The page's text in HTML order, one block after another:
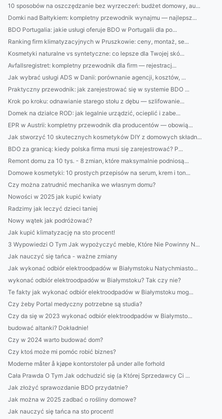
10 sposobów na oszczędzanie bez wyrzeczeń: budżet domowy, au...
Domki nad Bałtykiem: kompletny przewodnik wynajmu — najlepsz...
BDO Portugalia: jakie usługi oferuje BDO w Portugalii dla po...
Ranking firm klimatyzacyjnych w Pruszkowie: ceny, montaż, se...
Kosmetyki naturalne vs syntetyczne: co lepsze dla Twojej skó...
Avfallsregistret: kompletny przewodnik dla firm — rejestracj...
Jak wybrać usługi ADS w Danii: porównanie agencji, kosztów, ...
Praktyczny przewodnik: jak zarejestrować się w systemie BDO ...
Krok po kroku: odnawianie starego stołu z dębu — szlifowanie...
Domek na działce ROD: jak legalnie urządzić, ocieplić i zabe...
EPR w Austrii: kompletny przewodnik dla producentów — obowią...
Jak stworzyć 10 skutecznych kosmetyków DIY z domowych składn...
BDO za granicą: kiedy polska firma musi się zarejestrować? P...
Remont domu za 10 tys. - 8 zmian, które maksymalnie podniosą...
Domowe kosmetyki: 10 prostych przepisów na serum, krem i ton...
Czy można zatrudnić mechanika we własnym domu?
Nowości w 2025 jak kupić kwiaty
Radzimy jak leczyć dzieci taniej
Nowy wątek jak podróżować?
Jak kupić klimatyzację na sto procent!
3 Wypowiedzi O Tym Jak wypożyczyć meble, Które Nie Powinny N...
Jak nauczyć się tańca - ważne zmiany
Jak wykonać odbiór elektroodpadów w Białymstoku Natychmiasto...
wykonać odbiór elektroodpadów w Białymstoku? Tak czy nie?
Te fakty jak wykonać odbiór elektroodpadów w Białymstoku mog...
Czy żeby Portal medyczny potrzebne są studia?
Czy da się w 2023 wykonać odbiór elektroodpadów w Białymsto...
budować altanki? Dokładnie!
Czy w 2024 warto budować dom?
Czy ktoś może mi pomóc robić biznes?
Moderne måter å kjøpe kontorstoler på under alle forhold
Cała Prawda O Tym Jak odchudzić się (a Której Sprzedawcy Ci ...
Jak złożyć sprawozdanie BDO przydatnie?
Jak można w 2025 zadbać o rośliny domowe?
Jak nauczyć się tańca na sto procent!